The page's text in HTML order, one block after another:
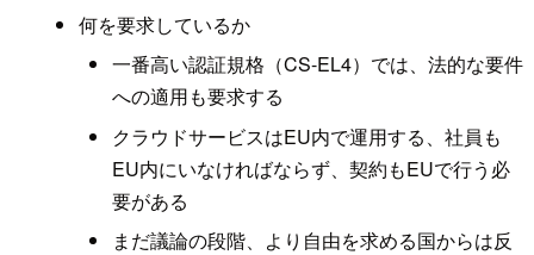
何を要求しているか
一番高い認証規格（CS-EL4）では、法的な要件
への適用も要求する
クラウドサービスはEU内で運用する、社員も
EU内にいなければならず、契約もEUで行う必
要がある
まだ議論の段階、より自由を求める国からは反